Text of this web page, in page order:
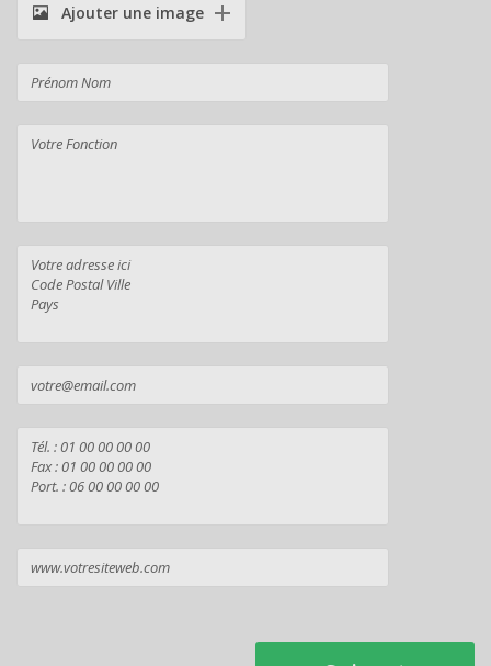
Ajouter une image